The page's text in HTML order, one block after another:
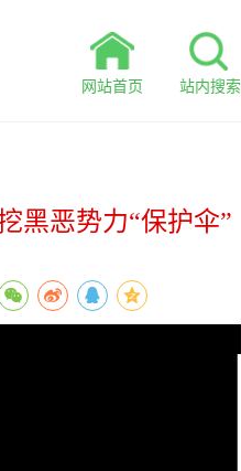
网站首页 站内搜索
黑恶势力“保护伞”